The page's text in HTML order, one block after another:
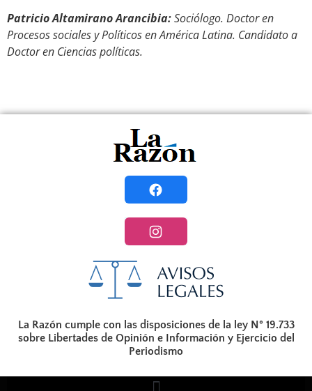
Patricio Altamirano Arancibia:Sociólogo. Doctor en
Procesos sociales y Políticos en América Latina. Candidato a
Doctor en Ciencias políticas.
La Razón cumple con las disposiciones de la ley N° 19.733
sobre Libertades de Opinión e Información y Ejercicio del
Periodismo